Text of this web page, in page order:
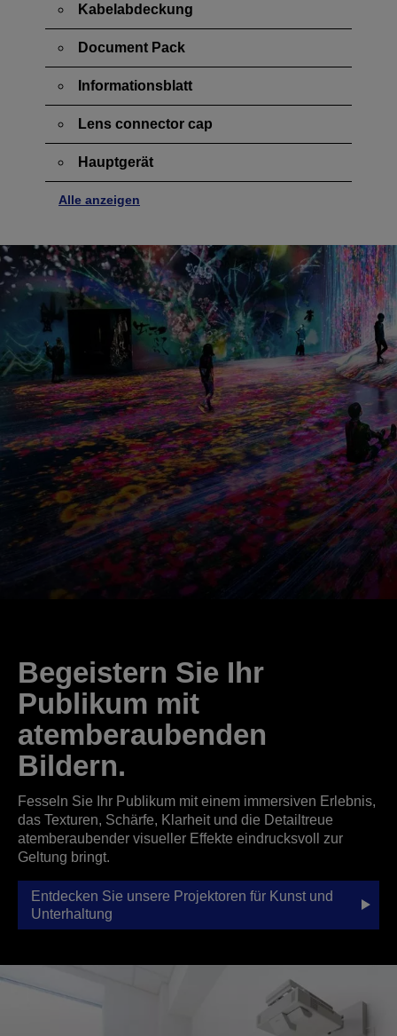
Kabelabdeckung
Document Pack
Informationsblatt
Lens connector cap
Hauptgerät
Alle anzeigen
Begeistern Sie Ihr
Publikum mit
atemberaubenden
Bildern.
Fesseln Sie Ihr Publikum mit einem immersiven Erlebnis,
das Texturen, Schärfe, Klarheit und die Detailtreue
atemberaubender visueller Effekte eindrucksvoll zur
Geltung bringt.
Entdecken Sie unsere Projektoren für Kunst und
Unterhaltung